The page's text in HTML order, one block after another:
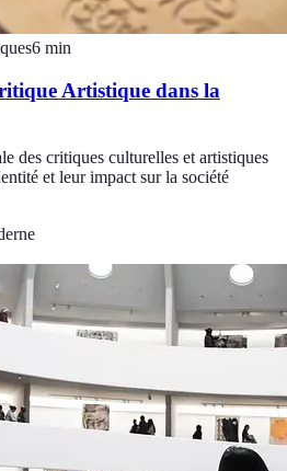
6 min
Artistique dans la
des critiques culturelles et artistiques
et leur impact sur la société